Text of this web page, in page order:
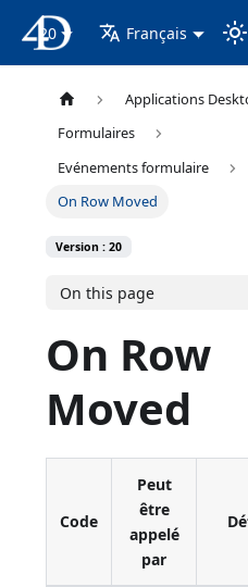
4D Documentation
20 Français
Applications
Formulaires
Evénements formulaire
On Row Moved
Version : 20
On this page
On Row
Moved
Code
Peut
être
appelé
par